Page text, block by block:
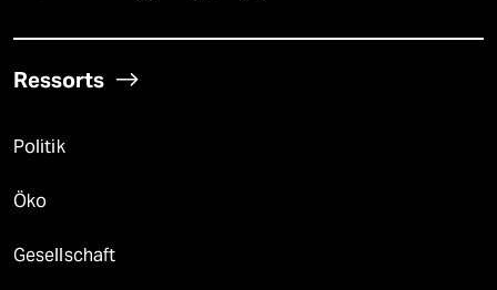
Ressorts
Politik
Öko
Gesellschaft